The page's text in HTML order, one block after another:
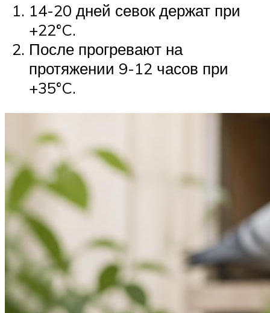
14-20 дней севок держат при
+22°C.
После прогревают на
протяжении 9-12 часов при
+35°C.